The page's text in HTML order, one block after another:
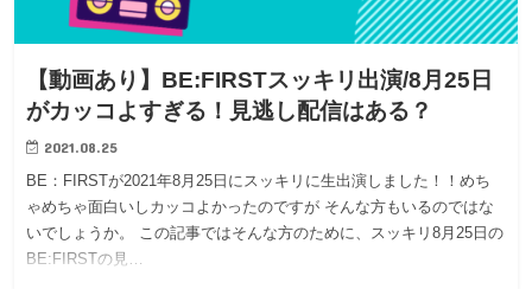
【動画あり】BE:FIRSTスッキリ出演/8月25日
がカッコよすぎる！見逃し配信はある？
2021.08.25
BE：FIRSTが2021年8月25日にスッキリに生出演しました！！めち
ゃめちゃ面白いしカッコよかったのですが そんな方もいるのではな
いでしょうか。 この記事ではそんな方のために、スッキリ8月25日の
BE:FIRSTの見…